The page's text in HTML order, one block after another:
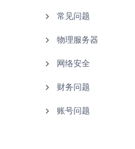
实名认证
白名单
使用说明
故障处理
购买指南
常见问题
文档下载
联系客服
产品知识
唯云
物理服务器
使用说明
故障处理
网络安全
产品介绍
使用说明
财务问题
付款方式
账号问题